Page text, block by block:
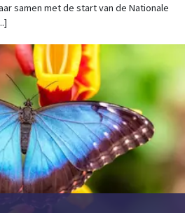
samen met de start van de Nationale